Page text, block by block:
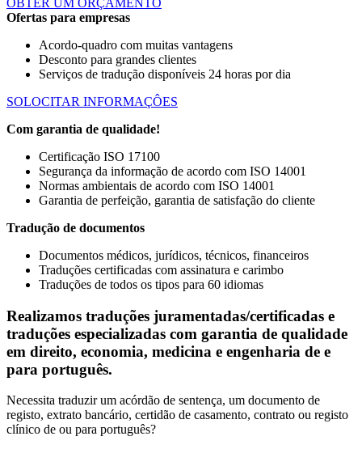
Ofertas para empresas
Acordo-quadro com muitas vantagens
Desconto para grandes clientes
Serviços de tradução disponíveis 24 horas por dia
SOLOCITAR INFORMAÇÔES
Com garantia de qualidade!
Certificação ISO 17100
Segurança da informação de acordo com ISO 14001
Normas ambientais de acordo com ISO 14001
Garantia de perfeição, garantia de satisfação do cliente
Tradução de documentos
Documentos médicos, jurídicos, técnicos, financeiros
Traduções certificadas com assinatura e carimbo
Traduções de todos os tipos para 60 idiomas
Realizamos traduções juramentadas/certificadas e
traduções especializadas com garantia de qualidade
em direito, economia, medicina e engenharia de e
para português.
Necessita traduzir um acórdão de sentença, um documento de
registo, extrato bancário, certidão de casamento, contrato ou registo
clínico de ou para português?